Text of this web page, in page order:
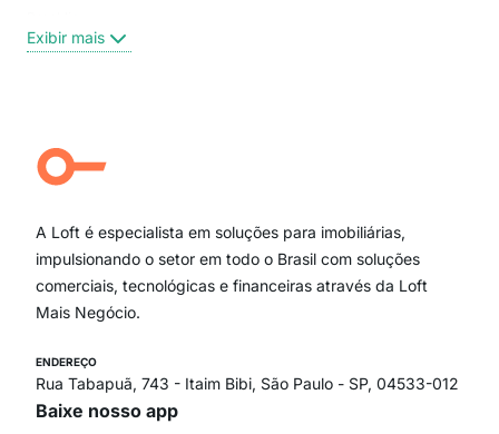
Centro
Campo Belo
Ipiranga
Paraíso
Itaim Bibi
Exibir mais
A Loft é especialista em soluções para imobiliárias,
impulsionando o setor em todo o Brasil com soluções
comerciais, tecnológicas e financeiras através da Loft
Mais Negócio.
ENDEREÇO
Rua Tabapuã, 743 - Itaim Bibi, São Paulo - SP, 04533-012
Baixe nosso app